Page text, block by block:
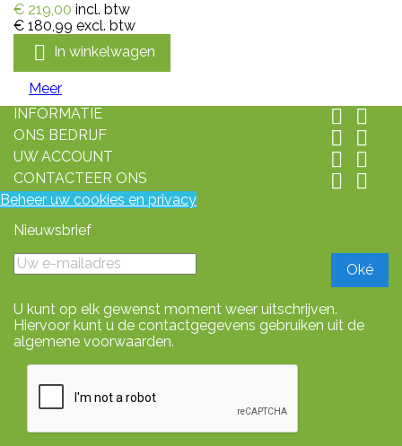
€ 219,00 incl. btw
€ 180,99 excl. btw
 In winkelwagen
Meer
INFORMATIE
 
ONS BEDRIJF  
UW ACCOUNT  
CONTACTEER ONS  
Beheer uw cookies en privacy
Nieuwsbrief
U kunt op elk gewenst moment weer uitschrijven.
Hiervoor kunt u de contactgegevens gebruiken uit de
algemene voorwaarden.